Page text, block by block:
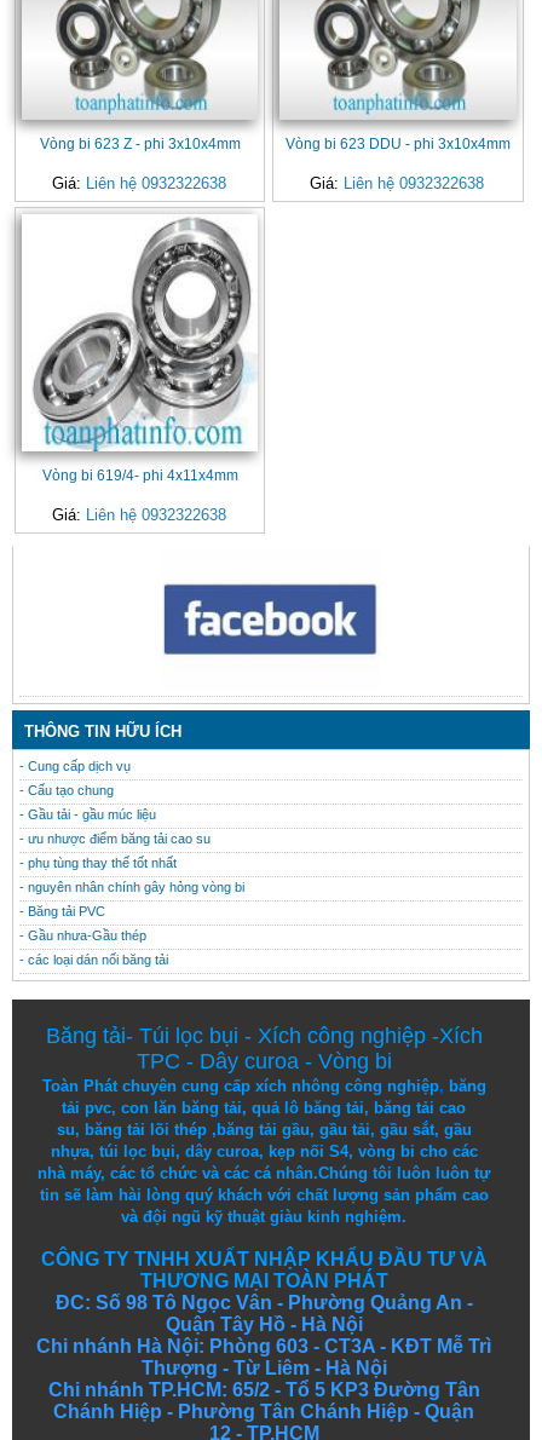
Vòng bi 623 Z - phi 3x10x4mm
Giá: Liên hệ 0932322638
Vòng bi 623 DDU - phi 3x10x4mm
Giá: Liên hệ 0932322638
Vòng bi 619/4- phi 4x11x4mm
Giá: Liên hệ 0932322638
THÔNG TIN HỮU ÍCH
- Cung cấp dịch vụ
- Cấu tạo chung
- Gầu tải - gầu múc liệu
- ưu nhược điểm băng tải cao su
- phụ tùng thay thế tốt nhất
- nguyên nhân chính gây hỏng vòng bi
- Băng tải PVC
- Gầu nhưa-Gầu thép
- các loại dán nối băng tải
Băng tải- Túi lọc bụi - Xích công nghiệp-Xích
TPC - Dây curoa- Vòng bi
Toàn Phát chuyên cung cấp xích nhông công nghiệp, băng
tải pvc,con lăn băng tải,quả lô băng tải, băng tải cao
su, băng tải lõi thép, băng tải gầu, gầu tải, gầu sắt, gầu
nhựa, túi lọc bụi, dây curoa, kẹp nối S4, vòng bi cho các
nhà máy, các tổ chức và các cá nhân.Chúng tôi luôn luôn tự
tin sẽ làm hài lòng quý khách với chất lượng sảnphẩm cao
vàđội ngũ kỹ thuậtgiàu kinh nghiệm.
CÔNG TY TNHH XUẤT NHẬP KHẨU ĐẦU TƯ VÀ
THƯƠNG MẠI TOÀN PHÁT
ĐC: Số 98 Tô Ngọc Vân - Phường Quảng An -
Quận Tây Hồ - Hà Nội
Chi nhánh Hà Nội: Phòng 603 - CT3A - KĐT Mễ Trì
Thượng - Từ Liêm - Hà Nội
Chi nhánh TP.HCM: 65/2 - Tổ 5 KP3 Đường Tân
Chánh Hiệp - Phường Tân Chánh Hiệp - Quận
12 - TP.HCM